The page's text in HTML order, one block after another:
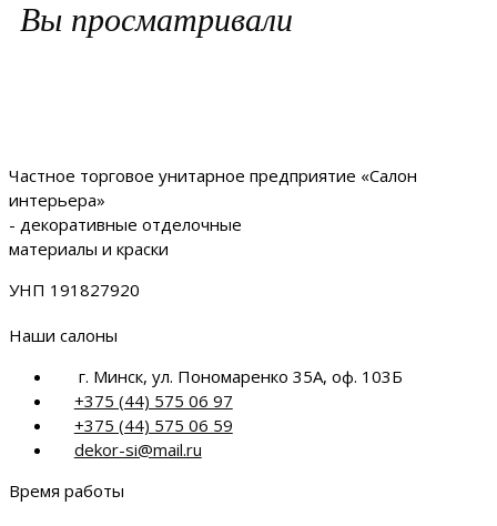
Вы просматривали
Частное торговое унитарное предприятие «Салон
интерьера»
- декоративные отделочные
материалы и краски
УНП 191827920
Наши салоны
г. Минск, ул. Пономаренко 35А, оф. 103Б
+375 (44) 575 06 97
+375 (44) 575 06 59
dekor-si@mail.ru
Время работы